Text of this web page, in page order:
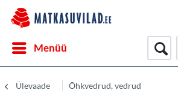
Menüü
Ülevaade Õhkvedrud, vedrud